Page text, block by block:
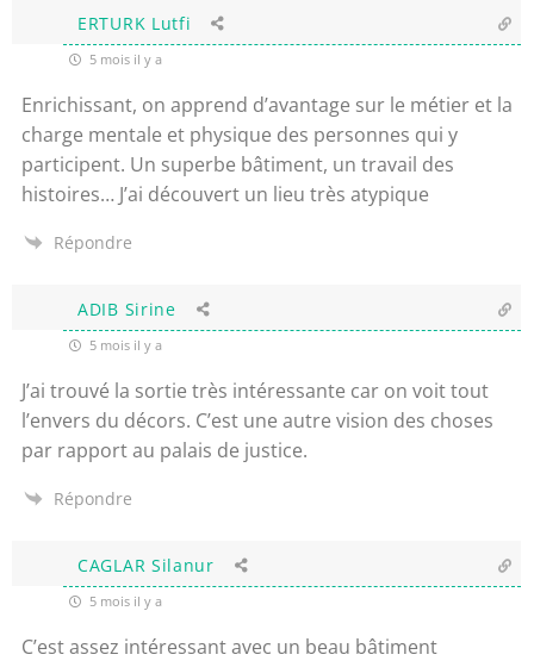
ERTURK Lutfi
5 mois il y a
Enrichissant, on apprend d’avantage sur le métier et la
charge mentale et physique des personnes qui y
participent. Un superbe bâtiment, un travail des
histoires… J’ai découvert un lieu très atypique
Répondre
ADIB Sirine
5 mois il y a
J’ai trouvé la sortie très intéressante car on voit tout
l’envers du décors. C’est une autre vision des choses
par rapport au palais de justice.
Répondre
CAGLAR Silanur
5 mois il y a
C’est assez intéressant avec un beau bâtiment